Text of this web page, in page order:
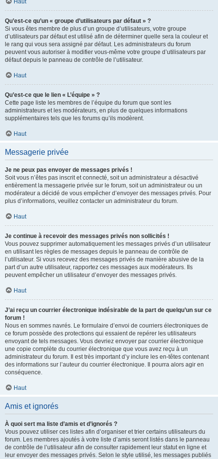
Haut
Qu’est-ce qu’un « groupe d’utilisateurs par défaut » ?
Si vous êtes membre de plus d’un groupe d’utilisateurs, votre groupe
d’utilisateurs par défaut est utilisé afin de déterminer quelle sera la couleur et
le rang qui vous sera assigné par défaut. Les administrateurs du forum
peuvent vous autoriser à modifier vous-même votre groupe d’utilisateurs par
défaut depuis le panneau de contrôle de l’utilisateur.
Haut
Qu’est-ce que le lien « L’équipe » ?
Cette page liste les membres de l’équipe du forum que sont les
administrateurs et les modérateurs, en plus de quelques informations
supplémentaires tels que les forums qu’ils modèrent.
Haut
Messagerie privée
Je ne peux pas envoyer de messages privés !
Soit vous n’êtes pas inscrit et connecté, soit un administrateur a désactivé
entièrement la messagerie privée sur le forum, soit un administrateur ou un
modérateur a décidé de vous empêcher d’envoyer des messages privés. Pour
plus d’informations, veuillez contacter un administrateur du forum.
Haut
Je continue à recevoir des messages privés non sollicités !
Vous pouvez supprimer automatiquement les messages privés d’un utilisateur
en utilisant les règles de messages depuis le panneau de contrôle de
l’utilisateur. Si vous recevez des messages privés de manière abusive de la
part d’un autre utilisateur, rapportez ces messages aux modérateurs. Ils
peuvent empêcher un utilisateur d’envoyer des messages privés.
Haut
J’ai reçu un courrier électronique indésirable de la part de quelqu’un sur ce
forum !
Nous en sommes navrés. Le formulaire d’envoi de courriers électroniques de
ce forum possède des protections qui essaient de repérer les utilisateurs
envoyant de tels messages. Vous devriez envoyer par courrier électronique
une copie complète du courrier électronique que vous avez reçu à un
administrateur du forum. Il est très important d’y inclure les en-têtes contenant
des informations sur l’auteur du courrier électronique. Il pourra alors agir en
conséquence.
Haut
Amis et ignorés
À quoi sert ma liste d’amis et d’ignorés ?
Vous pouvez utiliser ces listes afin d’organiser et trier certains utilisateurs du
forum. Les membres ajoutés à votre liste d’amis seront listés dans le panneau
de contrôle de l’utilisateur afin de consulter rapidement leur statut en ligne et
leur envoyer des messages privés. Selon le style utilisé, les messages publiés